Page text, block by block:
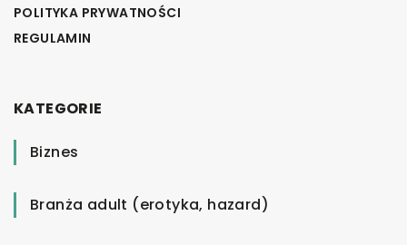
POLITYKA PRYWATNOŚCI
REGULAMIN
KATEGORIE
Biznes
Branża adult (erotyka, hazard)